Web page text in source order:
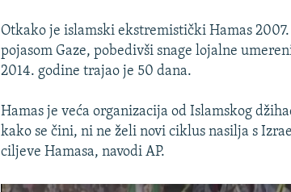
Otkako je islamski ekstremistički Hamas
pojasom Gaze, pobedivši snage lojalne
2014. godine trajao je 50 dana.
Hamas je veća organizacija od Islamskog
kako se čini, ni ne želi novi ciklus nasilja s
ciljeve Hamasa, navodi AP.